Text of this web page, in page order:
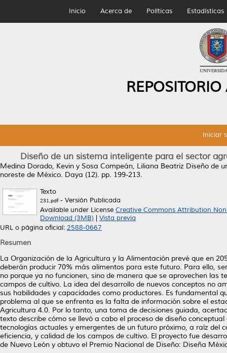
Inicio Acerca de Políticas Estadísticas
Iniciar
Diseño de un sistema inteligente para el sector
Medina Dorado, Kevin y Sosa Compeán, Liliana Beatriz Diseño de
noreste de México. Daya (12). pp. 199-213.
Texto
231.pdf- Versión Publicada
Available under License Creative Commons Attribution
Download (3MB)
Vista previa
URL o página oficial: 2588-0667
Resumen
La Organización de la Agricultura y la Alimentación prevé que en
deberán producir 70% más alimentos para este futuro. Para ello,
no porque ya no funcionen, sino de manera que se aprovechen
campos de cultivo. La idea del desarrollo de nuevos conceptos no
sus habilidades y capacidades como productores. Es fundamental
problema al que se enfrenta es la falta de información sobre el
Agricultura 4.0. Por lo tanto, una toma de decisiones guiada,
texto describe cómo se llevó a cabo el proceso de diseño
tecnologías actuales y emergentes de un futuro próximo, a raíz del
eficiencia, y calidad de los campos de cultivo. El proyecto fue
de Nuevo León y obtuvo el Premio Nacional de Diseño: Diseña